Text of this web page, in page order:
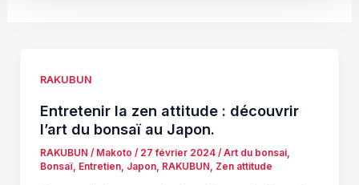
RAKUBUN
Entretenir la zen attitude : découvrir
l’art du bonsaï au Japon.
RAKUBUN / Makoto / 27 février 2024 / Art du bonsai,
Bonsaï, Entretien, Japon, RAKUBUN , Zen attitude